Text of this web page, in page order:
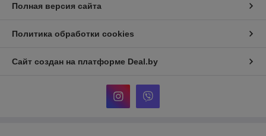
Полная версия сайта
Политика обработки cookies
Сайт создан на платформе Deal.by